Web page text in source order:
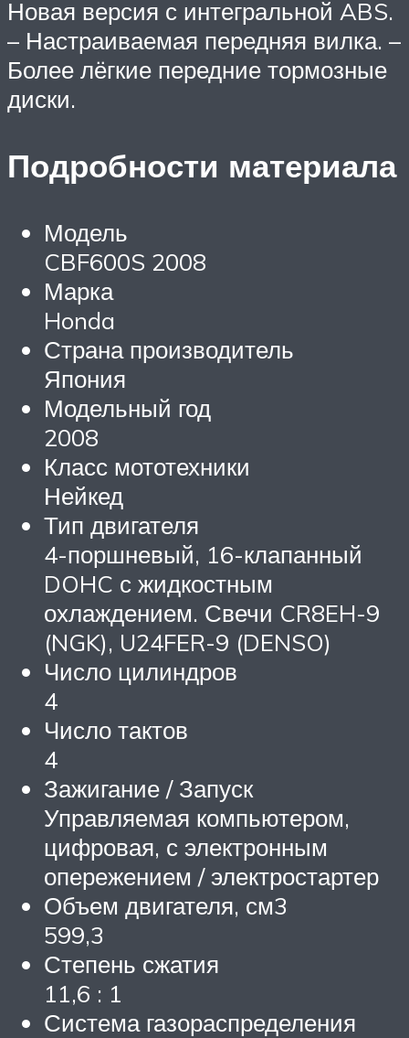
Новая версия с интегральной ABS.
– Настраиваемая передняя вилка. –
Более лёгкие передние тормозные
диски.
Подробности материала
Модель
CBF600S 2008
Марка
Honda
Страна производитель
Япония
Модельный год
2008
Класс мототехники
Нейкед
Тип двигателя
4-поршневый, 16-клапанный
DOHC с жидкостным
охлаждением. Свечи CR8EH-9
(NGK), U24FER-9 (DENSO)
Число цилиндров
4
Число тактов
4
Зажигание / Запуск
Управляемая компьютером,
цифровая, с электронным
опережением / электростартер
Объем двигателя, см3
599,3
Степень сжатия
11,6 : 1
Система газораспределения